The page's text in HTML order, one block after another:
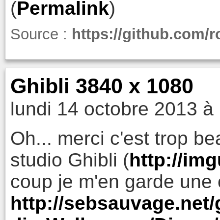
(Permalink)
Source : https://github.com/
Ghibli 3840 x 1080
lundi 14 octobre 2013 à
Oh... merci c'est trop
studio Ghibli (http://
coup je m'en garde une
http://